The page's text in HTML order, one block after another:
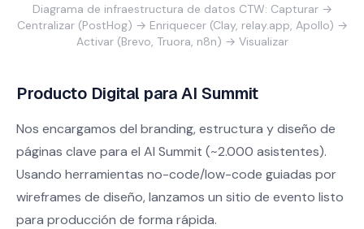
Diagrama de infraestructura de datos CTW: Capturar →
Centralizar (PostHog) → Enriquecer (Clay, relay.app, Apollo) →
Activar (Brevo, Truora, n8n) → Visualizar
Producto Digital para AI Summit
Nos encargamos del branding, estructura y diseño de
páginas clave para el AI Summit (~2.000 asistentes).
Usando herramientas no-code/low-code guiadas por
wireframes de diseño, lanzamos un sitio de evento listo
para producción de forma rápida.